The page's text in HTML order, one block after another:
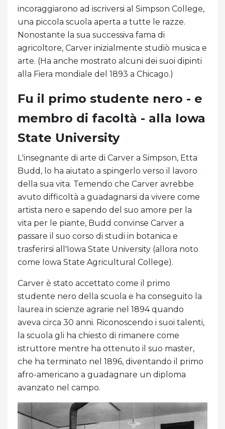
incoraggiarono ad iscriversi al Simpson College,
una piccola scuola aperta a tutte le razze.
Nonostante la sua successiva fama di
agricoltore, Carver inizialmente studiò musica e
arte. (Ha anche mostrato alcuni dei suoi dipinti
alla Fiera mondiale del 1893 a Chicago.)
Fu il primo studente nero - e
membro di facoltà - alla Iowa
State University
L'insegnante di arte di Carver a Simpson, Etta
Budd, lo ha aiutato a spingerlo verso il lavoro
della sua vita. Temendo che Carver avrebbe
avuto difficoltà a guadagnarsi da vivere come
artista nero e sapendo del suo amore per la
vita per le piante, Budd convinse Carver a
passare il suo corso di studi in botanica e
trasferirsi all'Iowa State University (allora noto
come Iowa State Agricultural College).
Carver è stato accettato come il primo
studente nero della scuola e ha conseguito la
laurea in scienze agrarie nel 1894 quando
aveva circa 30 anni. Riconoscendo i suoi talenti,
la scuola gli ha chiesto di rimanere come
istruttore mentre ha ottenuto il suo master,
che ha terminato nel 1896, diventando il primo
afro-americano a guadagnare un diploma
avanzato nel campo.